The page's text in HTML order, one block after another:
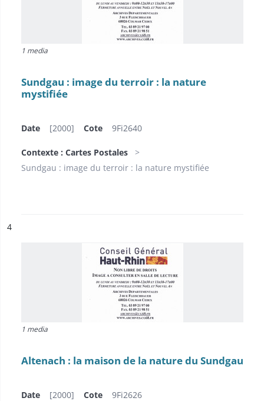
1 media
Sundgau : image du terroir : la nature
mystifiée
Date [2000] Cote 9Fi2640
Contexte : Cartes Postales
Sundgau : image du terroir : la nature mystifiée
n°
4
1 media
Altenach : la maison de la nature du Sundgau
Date [2000] Cote 9Fi2626